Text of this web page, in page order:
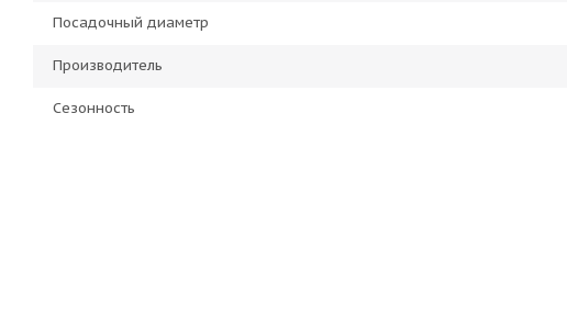
Посадочный диаметр
Производитель
Сезонность